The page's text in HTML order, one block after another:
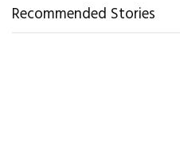
Recommended Stories